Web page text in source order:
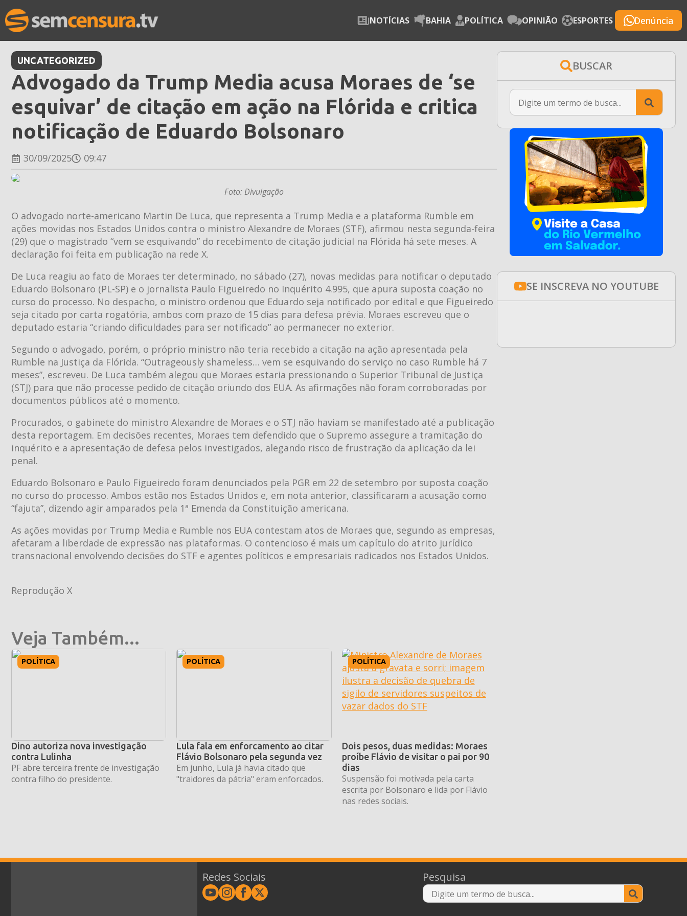
NOTÍCIAS BAHIA POLÍTICA OPINIÃO ESPORTES Denúncia
UNCATEGORIZED
Advogado da Trump Media acusa Moraes de ‘se
esquivar’ de citação em ação na Flórida e critica
notificação de Eduardo Bolsonaro
30/09/2025 09:47
Foto: Divulgação
O advogado norte-americano Martin De Luca, que representa a Trump Media e a plataforma Rumble em
ações movidas nos Estados Unidos contra o ministro Alexandre de Moraes (STF), afirmou nesta segunda-feira
(29) que o magistrado “vem se esquivando” do recebimento de citação judicial na Flórida há sete meses. A
declaração foi feita em publicação na rede X.
De Luca reagiu ao fato de Moraes ter determinado, no sábado (27), novas medidas para notificar o deputado
Eduardo Bolsonaro (PL-SP) e o jornalista Paulo Figueiredo no Inquérito 4.995, que apura suposta coação no
curso do processo. No despacho, o ministro ordenou que Eduardo seja notificado por edital e que Figueiredo
seja citado por carta rogatória, ambos com prazo de 15 dias para defesa prévia. Moraes escreveu que o
deputado estaria “criando dificuldades para ser notificado” ao permanecer no exterior.
Segundo o advogado, porém, o próprio ministro não teria recebido a citação na ação apresentada pela
Rumble na Justiça da Flórida. “Outrageously shameless… vem se esquivando do serviço no caso Rumble há 7
meses”, escreveu. De Luca também alegou que Moraes estaria pressionando o Superior Tribunal de Justiça
(STJ) para que não processe pedido de citação oriundo dos EUA. As afirmações não foram corroboradas por
documentos públicos até o momento.
Procurados, o gabinete do ministro Alexandre de Moraes e o STJ não haviam se manifestado até a publicação
desta reportagem. Em decisões recentes, Moraes tem defendido que o Supremo assegure a tramitação do
inquérito e a apresentação de defesa pelos investigados, alegando risco de frustração da aplicação da lei
penal.
Eduardo Bolsonaro e Paulo Figueiredo foram denunciados pela PGR em 22 de setembro por suposta coação
no curso do processo. Ambos estão nos Estados Unidos e, em nota anterior, classificaram a acusação como
“fajuta”, dizendo agir amparados pela 1ª Emenda da Constituição americana.
As ações movidas por Trump Media e Rumble nos EUA contestam atos de Moraes que, segundo as empresas,
afetaram a liberdade de expressão nas plataformas. O contencioso é mais um capítulo do atrito jurídico
transnacional envolvendo decisões do STF e agentes políticos e empresariais radicados nos Estados Unidos.
Reprodução X
Veja Também...
POLÍTICA
Dino autoriza nova investigação
contra Lulinha
PF abre terceira frente de investigação
contra filho do presidente.
POLÍTICA
Lula fala em enforcamento ao citar
Flávio Bolsonaro pela segunda vez
Em junho, Lula já havia citado que
"traidores da pátria" eram enforcados.
POLÍTICA
Dois pesos, duas medidas: Moraes
proíbe Flávio de visitar o pai por 90
dias
Suspensão foi motivada pela carta
escrita por Bolsonaro e lida por Flávio
nas redes sociais.
BUSCAR
for:
SE INSCREVA NO YOUTUBE
Redes Sociais Pesquisa
Search
for: